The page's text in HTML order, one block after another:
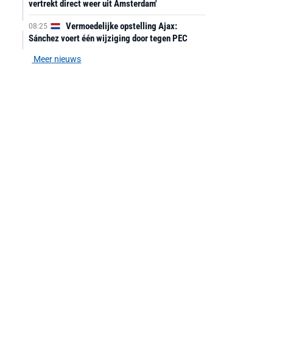
vertrekt direct weer uit Amsterdam'
08:25
Vermoedelijke opstelling Ajax:
Sánchez voert één wijziging door tegen PEC
Meer nieuws